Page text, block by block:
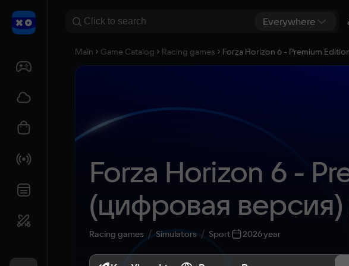
Main Game Catalog Racing games Forza Horizon 6 - Premium
Forza Horizon 6 -
(цифровая версия)
+ Windows) (WW)
Racing games Simulators Sport 2026 year